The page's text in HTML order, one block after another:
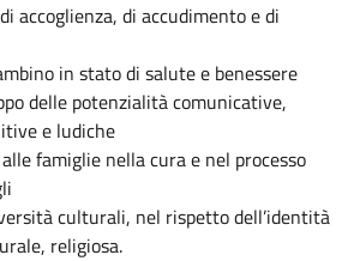
accoglienza, di accudimento e di
in stato di salute e benessere
delle potenzialità comunicative,
e ludiche
famiglie nella cura e nel processo
culturali, nel rispetto dell’identità
religiosa.